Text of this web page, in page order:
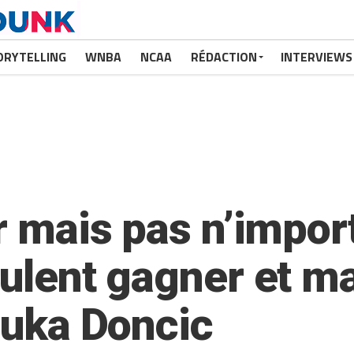
WNBA NCAA RÉDACTION INTERVIEWS
mais pas
gagner et
Doncic